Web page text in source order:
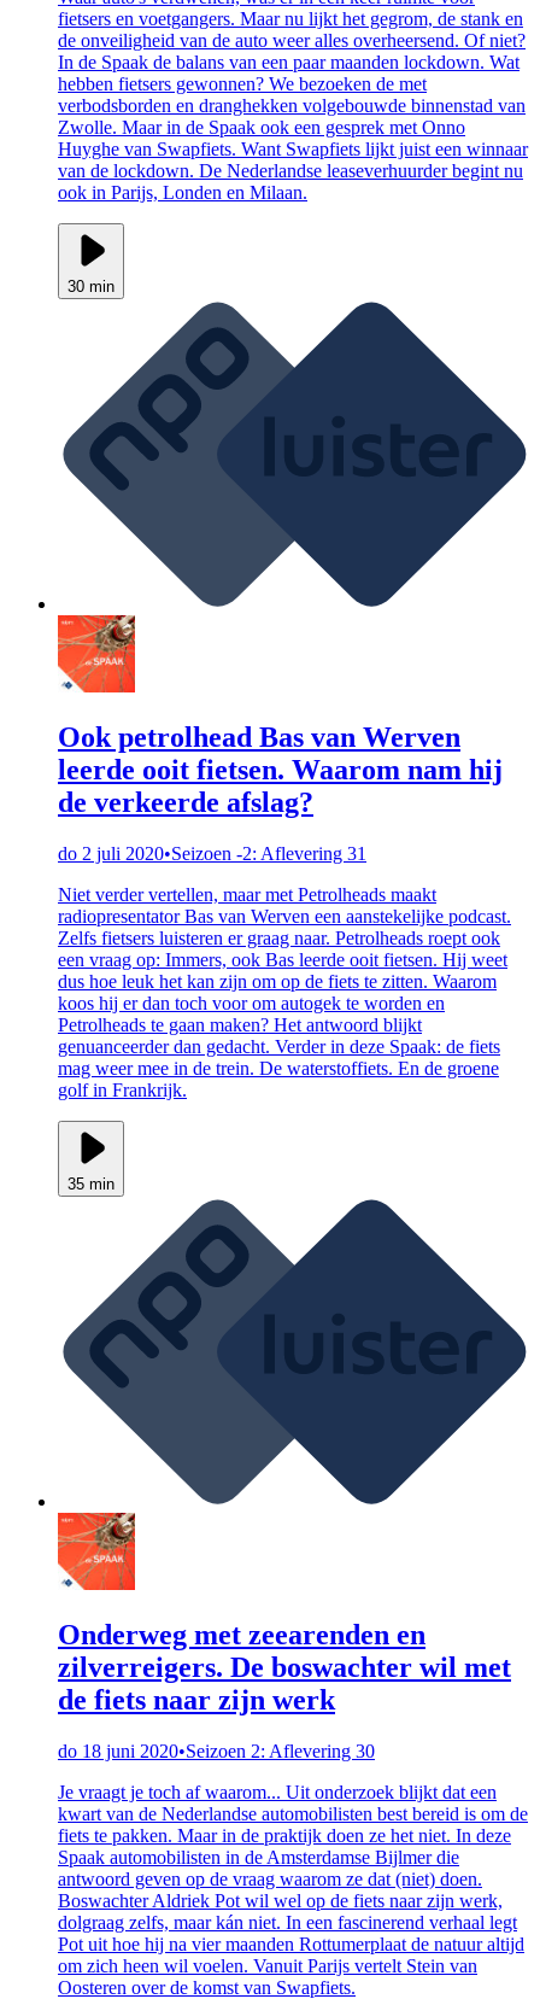
fietsers en voetgangers. Maar nu lijkt het gegrom, de stank en
de onveiligheid van de auto weer alles overheersend. Of niet?
In de Spaak de balans van een paar maanden lockdown. Wat
hebben fietsers gewonnen? We bezoeken de met
verbodsborden en dranghekken volgebouwde binnenstad van
Zwolle. Maar in de Spaak ook een gesprek met Onno
Huyghe van Swapfiets. Want Swapfiets lijkt juist een winnaar
van de lockdown. De Nederlandse leaseverhuurder begint nu
ook in Parijs, Londen en Milaan.
30 min
Ook petrolhead Bas van Werven
leerde ooit fietsen. Waarom nam hij
de verkeerde afslag?
do 2 juli 2020•Seizoen -2: Aflevering 31
Niet verder vertellen, maar met Petrolheads maakt
radiopresentator Bas van Werven een aanstekelijke podcast.
Zelfs fietsers luisteren er graag naar. Petrolheads roept ook
een vraag op: Immers, ook Bas leerde ooit fietsen. Hij weet
dus hoe leuk het kan zijn om op de fiets te zitten. Waarom
koos hij er dan toch voor om autogek te worden en
Petrolheads te gaan maken? Het antwoord blijkt
genuanceerder dan gedacht. Verder in deze Spaak: de fiets
mag weer mee in de trein. De waterstoffiets. En de groene
golf in Frankrijk.
35 min
Onderweg met zeearenden en
zilverreigers. De boswachter wil met
de fiets naar zijn werk
do 18 juni 2020•Seizoen 2: Aflevering 30
Je vraagt je toch af waarom... Uit onderzoek blijkt dat een
kwart van de Nederlandse automobilisten best bereid is om de
fiets te pakken. Maar in de praktijk doen ze het niet. In deze
Spaak automobilisten in de Amsterdamse Bijlmer die
antwoord geven op de vraag waarom ze dat (niet) doen.
Boswachter Aldriek Pot wil wel op de fiets naar zijn werk,
dolgraag zelfs, maar kán niet. In een fascinerend verhaal legt
Pot uit hoe hij na vier maanden Rottumerplaat de natuur altijd
om zich heen wil voelen. Vanuit Parijs vertelt Stein van
Oosteren over de komst van Swapfiets.